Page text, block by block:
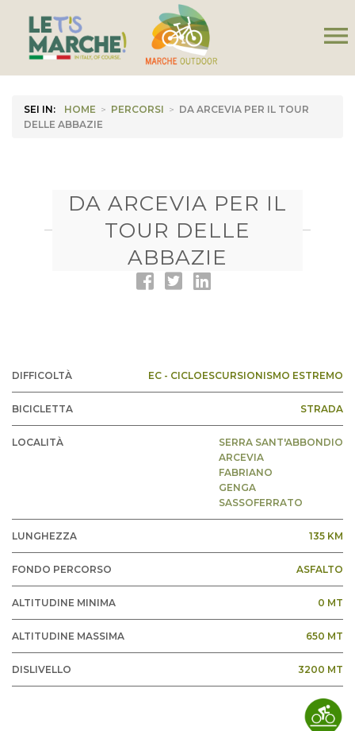
menu
SEI IN: HOME > PERCORSI > DA ARCEVIA PER IL TOUR
DELLE ABBAZIE
DA ARCEVIA PER IL
TOUR DELLE
ABBAZIE
DIFFICOLTÀ EC - CICLOESCURSIONISMO ESTREMO
BICICLETTA STRADA
LOCALITÀ
SERRA SANT'ABBONDIO
ARCEVIA
FABRIANO
GENGA
SASSOFERRATO
LUNGHEZZA 135 KM
FONDO PERCORSO ASFALTO
ALTITUDINE MINIMA 0 MT
ALTITUDINE MASSIMA 650 MT
DISLIVELLO 3200 MT